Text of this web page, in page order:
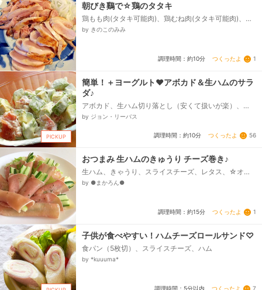
朝びき鷄で☆鶏のタタキ
鶏もも肉(タタキ可能肉)、鶏むね肉(タタキ可能肉)、
塩、すり生姜、青ネギ小口切り、ポン酢、岩塩
by きのこのみみ
調理時間：約10分 つくったよ 1
PICKUP
簡単！＋ヨーグルト❤アボカド＆生ハムのサラ
ダ♪
アボカド、生ハム切り落とし（安くて扱いが楽）、☆
マヨネーズ、☆ヨーグルト、☆胡椒（挽きたてが美味
by ジョン・リーバス
調理時間：約10分 つくったよ 56
おつまみ 生ハムのきゅうり チーズ巻き♪
生ハム、きゃうり、スライスチーズ、レタス、☆オリ
ーブオイル、☆レモン汁、☆塩、☆胡椒、☆乾燥バジ
by ●まかろん●
調理時間：約15分 つくったよ 1
子供が食べやすい！ハムチーズロールサンド♡
食パン（5枚切）、スライスチーズ、ハム
by *kuuuma*
調理時間：5分以内 つくったよ 7